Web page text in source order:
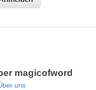
magicofword
uns